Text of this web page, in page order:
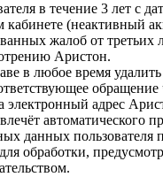
в течение 3 лет с
кабинете (неактивный
жалоб от третьих
Аристон.
в любое время
электронный адрес
автоматического
данных пользователя
обработки,